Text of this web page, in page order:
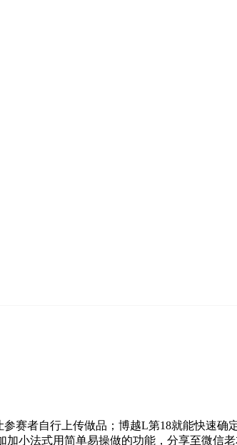
者自行上传做品；博越L第18就能快速确
小法式用简单易操做的功能，分享至微信